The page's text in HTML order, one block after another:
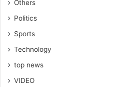
Others
Politics
Sports
Technology
top news
VIDEO